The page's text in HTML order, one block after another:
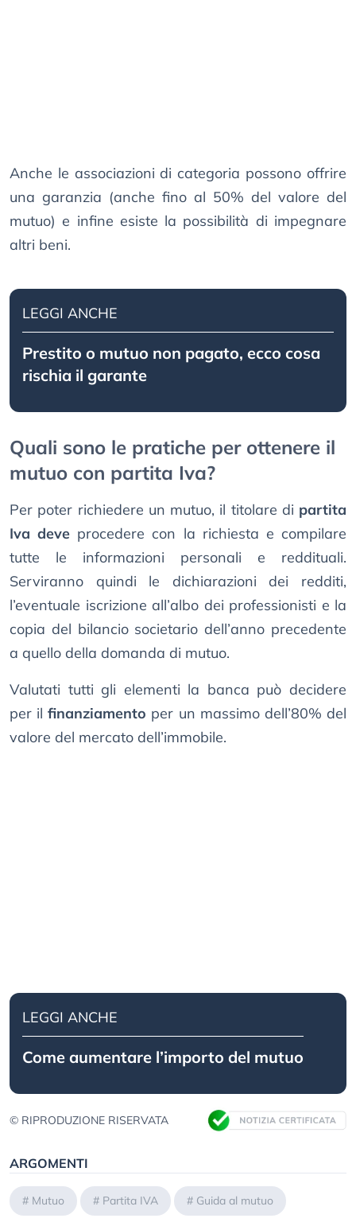
Anche le associazioni di categoria possono offrire
una garanzia (anche fino al 50% del valore del
mutuo) e infine esiste la possibilità di impegnare
altri beni.
LEGGI ANCHE
Prestito o mutuo non pagato, ecco cosa
rischia il garante
Quali sono le pratiche per ottenere il
mutuo con partita Iva?
Per poter richiedere un mutuo, il titolare di partita
Iva deve procedere con la richiesta e compilare
tutte le informazioni personali e reddituali.
Serviranno quindi le dichiarazioni dei redditi,
l’eventuale iscrizione all’albo dei professionisti e la
copia del bilancio societario dell’anno precedente
a quello della domanda di mutuo.
Valutati tutti gli elementi la banca può decidere
per ilfinanziamento per un massimo dell’80% del
valore del mercato dell’immobile.
LEGGI ANCHE
Come aumentare l’importo del mutuo
© RIPRODUZIONE RISERVATA
ARGOMENTI
# Mutuo # Partita IVA # Guida al mutuo